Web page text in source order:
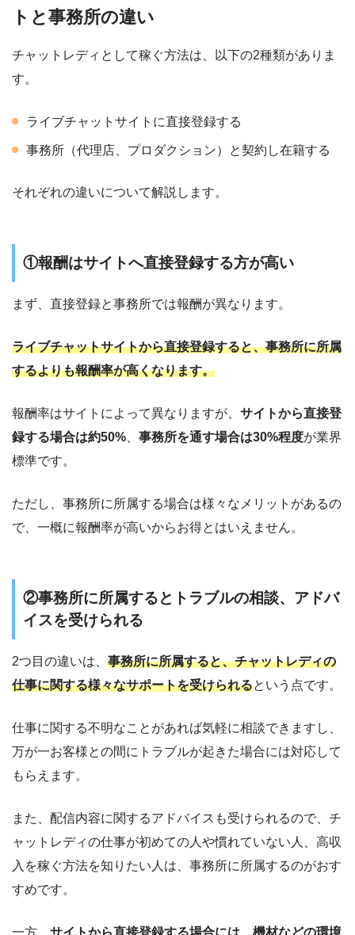
トと事務所の違い
チャットレディとして稼ぐ方法は、以下の2種類がありま
す。
ライブチャットサイトに直接登録する
事務所（代理店、プロダクション）と契約し在籍する
それぞれの違いについて解説します。
①報酬はサイトへ直接登録する方が高い
まず、直接登録と事務所では報酬が異なります。
ライブチャットサイトから直接登録すると、事務所に所属
するよりも報酬率が高くなります。
報酬率はサイトによって異なりますが、 サイトから直接登
録する場合は約50%
事務所を通す場合は30%程度が業界
標準です。
ただし、事務所に所属する場合は様々なメリットがあるの
で、一概に報酬率が高いからお得とはいえません。
②事務所に所属するとトラブルの相談、アドバ
イスを受けられる
2つ目の違いは、 事務所に所属すると、チャットレディの
仕事に関する様々なサポートを受けられるという点です。
仕事に関する不明なことがあれば気軽に相談できますし、
万が一お客様との間にトラブルが起きた場合には対応して
もらえます。
また、配信内容に関するアドバイスも受けられるので、チ
ャットレディの仕事が初めての人や慣れていない人、高収
入を稼ぐ方法を知りたい人は、事務所に所属するのがおす
すめです。